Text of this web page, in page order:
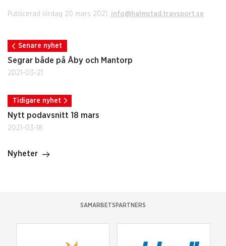
Publicerad lördag 20 mars 2021. info@halmstad.travsport.se
Senare nyhet
Segrar både på Åby och Mantorp
2021-03-21
Tidigare nyhet
Nytt podavsnitt 18 mars
2021-03-18
Nyheter
SAMARBETSPARTNERS